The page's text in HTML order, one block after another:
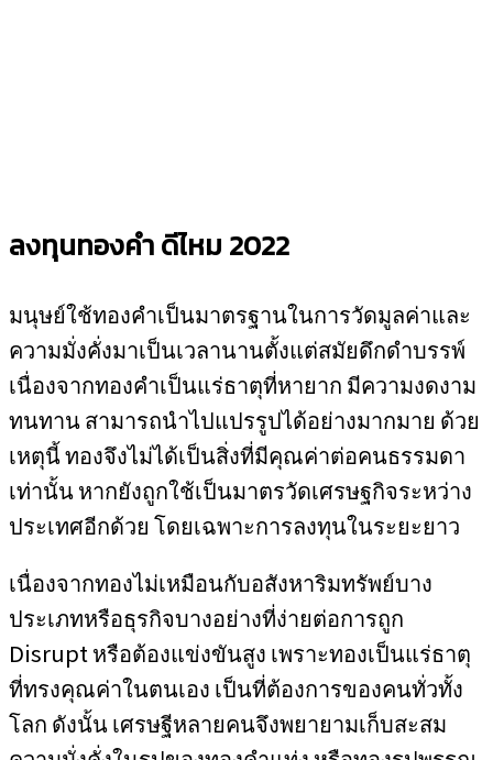
ลงทุนทองคำ ดีไหม 2022
มนุษย์ใช้ทองคำเป็นมาตรฐานในการวัดมูลค่าและ
ความมั่งคั่งมาเป็นเวลานานตั้งแต่สมัยดึกดำบรรพ์
เนื่องจากทองคำเป็นแร่ธาตุที่หายาก มีความงดงาม
ทนทาน สามารถนำไปแปรรูปได้อย่างมากมาย ด้วย
เหตุนี้ ทองจึงไม่ได้เป็นสิ่งที่มีคุณค่าต่อคนธรรมดา
เท่านั้น หากยังถูกใช้เป็นมาตรวัดเศรษฐกิจระหว่าง
ประเทศอีกด้วย โดยเฉพาะการลงทุนในระยะยาว
เนื่องจากทองไม่เหมือนกับอสังหาริมทรัพย์บาง
ประเภทหรือธุรกิจบางอย่างที่ง่ายต่อการถูก
Disrupt หรือต้องแข่งขันสูง เพราะทองเป็นแร่ธาตุ
ที่ทรงคุณค่าในตนเอง เป็นที่ต้องการของคนทั่วทั้ง
โลก ดังนั้น เศรษฐีหลายคนจึงพยายามเก็บสะสม